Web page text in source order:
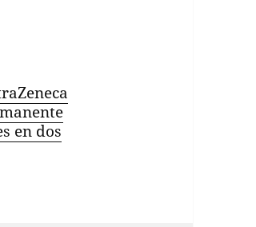
en dos